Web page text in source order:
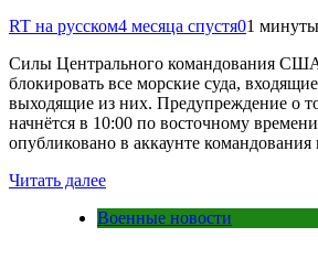
RT на русском4 месяца спустя01 минуты
Cилы Центрального командования
блокировать все морские суда,
выходящие из них. Предупреждение о
начнётся в 10:00 по восточному
опубликовано в аккаунте
Читать далее
Военные новости